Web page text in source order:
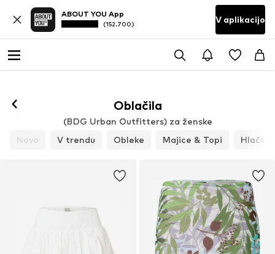
ABOUT YOU App
(152.700) V aplikacijo
Oblačila
(BDG Urban Outfitters) za ženske
Novo
V trendu Obleke Majice & Topi Hlače